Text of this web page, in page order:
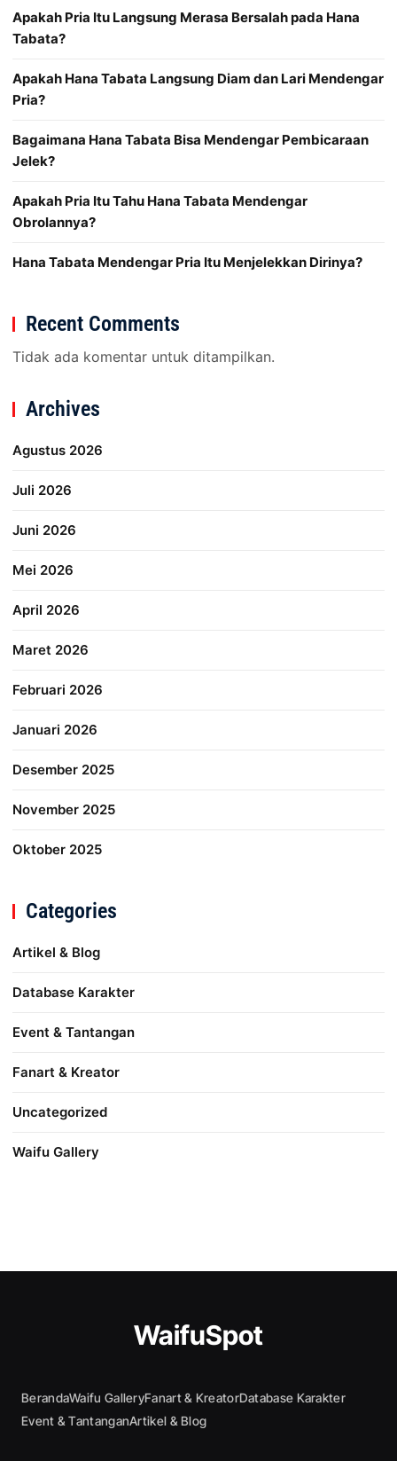
Apakah Pria Itu Langsung Merasa Bersalah pada Hana
Tabata?
Apakah Hana Tabata Langsung Diam dan Lari Mendengar
Pria?
Bagaimana Hana Tabata Bisa Mendengar Pembicaraan
Jelek?
Apakah Pria Itu Tahu Hana Tabata Mendengar
Obrolannya?
Hana Tabata Mendengar Pria Itu Menjelekkan Dirinya?
Recent Comments
Tidak ada komentar untuk ditampilkan.
Archives
Agustus 2026
Juli 2026
Juni 2026
Mei 2026
April 2026
Maret 2026
Februari 2026
Januari 2026
Desember 2025
November 2025
Oktober 2025
Categories
Artikel & Blog
Database Karakter
Event & Tantangan
Fanart & Kreator
Uncategorized
Waifu Gallery
WaifuSpot
BerandaWaifu GalleryFanart & KreatorDatabase Karakter
Event & TantanganArtikel & Blog